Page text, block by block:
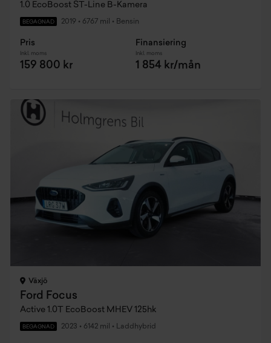
1.0 EcoBoost ST-Line B-Kamera
BEGAGNAD 2019 • 6767 mil • Bensin
Pris
Inkl. moms
159 800 kr
Finansiering
Inkl. moms
1 854 kr/mån
Växjö
Ford Focus
Active 1.0T EcoBoost MHEV 125hk
BEGAGNAD 2023 • 6142 mil • Laddhybrid